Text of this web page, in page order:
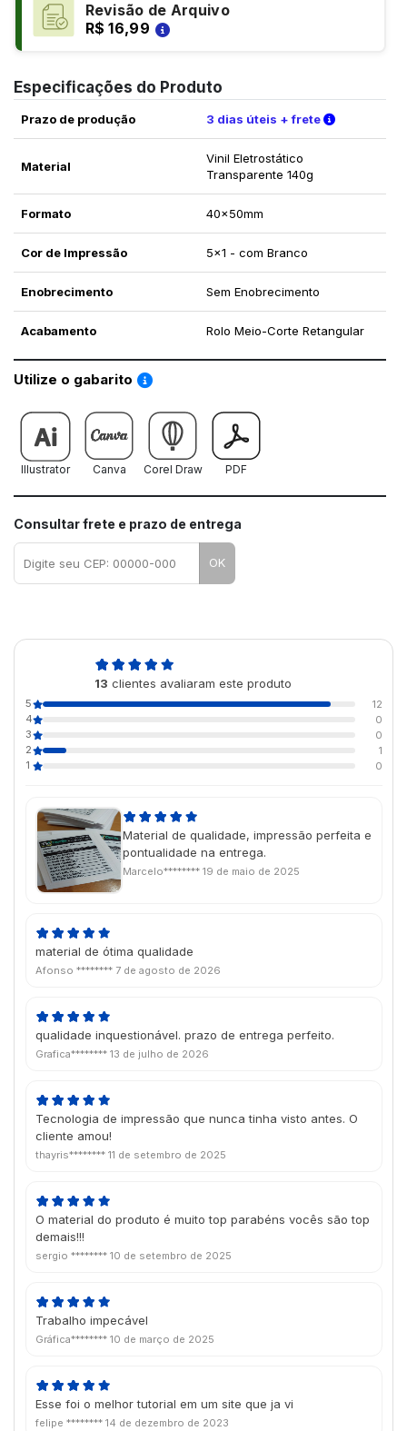
Revisão de Arquivo
R$ 16,99
Especificações do Produto
Prazo de produção 3 dias úteis + frete Verifique
Material
Vinil Eletrostático
Transparente 140g
Formato 40x50mm
Cor de Impressão 5x1 - com Branco
Enobrecimento Sem Enobrecimento
Acabamento Rolo Meio-Corte Retangular
Utilize o gabarito Saiba como utilizar os nossos gabaritos
Illustrator Canva Corel Draw PDF
Consultar frete e prazo de entrega
OK
13 clientes avaliaram este produto
5
12
4
0
3
0
2
1
1
0
Material de qualidade, impressão perfeita e
pontualidade na entrega.
Marcelo******** 19 de maio de 2025
material de ótima qualidade
Afonso ******** 7 de agosto de 2026
qualidade inquestionável. prazo de entrega perfeito.
Grafica******** 13 de julho de 2026
Tecnologia de impressão que nunca tinha visto antes. O
cliente amou!
thayris******** 11 de setembro de 2025
O material do produto é muito top parabéns vocês são top
demais!!!
sergio ******** 10 de setembro de 2025
Trabalho impecável
Gráfica******** 10 de março de 2025
Esse foi o melhor tutorial em um site que ja vi
felipe ******** 14 de dezembro de 2023